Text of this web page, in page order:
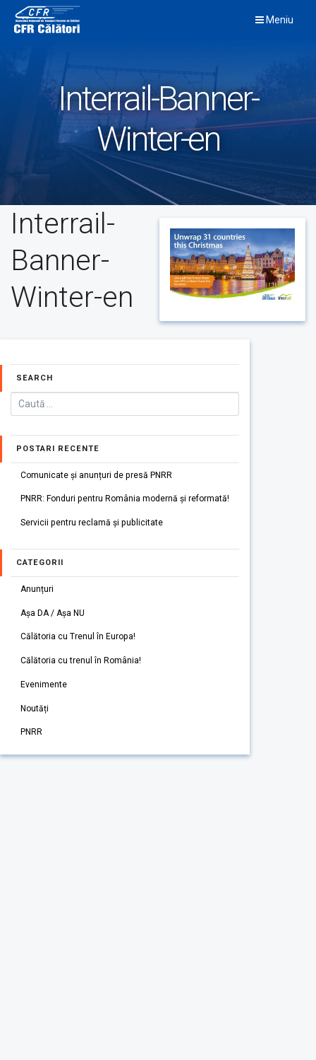
content
Meniu
Interrail-Banner-
Winter-en
Interrail-
Banner-
Winter-en
SEARCH
POSTARI RECENTE
Comunicate și anunțuri de presă PNRR
PNRR: Fonduri pentru România modernă și reformată!
Servicii pentru reclamă și publicitate
CATEGORII
Anunțuri
Așa DA / Așa NU
Călătoria cu Trenul în Europa!
Călătoria cu trenul în România!
Evenimente
Noutăți
PNRR